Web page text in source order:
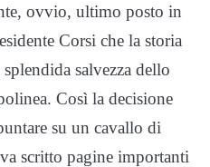
ovvio, ultimo posto in
Corsi che la storia
salvezza dello
Così la decisione
su un cavallo di
scritto pagine importanti